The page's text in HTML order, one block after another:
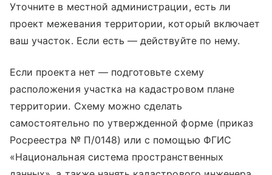
Уточните в местной администрации, есть ли
проект межевания территории, который включает
ваш участок. Если есть — действуйте по нему.
Если проекта нет — подготовьте схему
расположения участка на кадастровом плане
территории. Схему можно сделать
самостоятельно по утвержденной форме (приказ
Росреестра № П/0148) или с помощью ФГИС
«Национальная система пространственных